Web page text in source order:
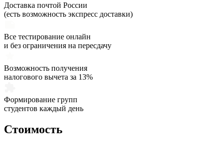
Доставка почтой России
(есть возможность экспресс доставки)
Все тестирование онлайн
и без ограничения на пересдачу
Возможность получения
налогового вычета за 13%
Формирование групп
студентов каждый день
Стоимость